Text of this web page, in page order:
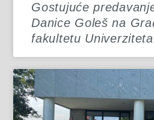
Gostujuće
Danice Goleš na
fakultetu